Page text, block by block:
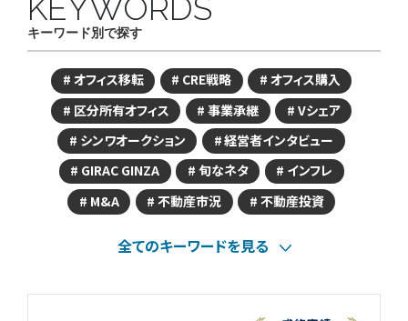
キーワード別で探す
KEYWORDS
オフィス移転 CRE戦略
オフィス購入
区分所有オフィス
事業承継
Vシェア
シンワオークション
経営者インタビュー
GIRAC GINZA
旬なネタ
インフレ
M&A
不動産市況 不動産投資
全てのキーワードを見る